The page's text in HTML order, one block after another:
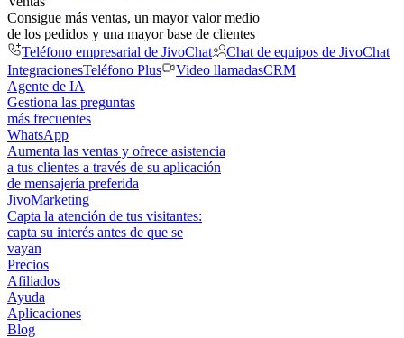
Consigue más ventas, un mayor valor medio
de los pedidos y una mayor base de clientes
Teléfono empresarial de JivoChat
Chat de equipos de JivoChat
IntegracionesTeléfono Plus Video llamadasCRM
Agente de IA
Gestiona las preguntas
más frecuentes
WhatsApp
Aumenta las ventas y ofrece asistencia
a tus clientes a través de su aplicación
de mensajería preferida
JivoMarketing
Capta la atención de tus visitantes:
capta su interés antes de que se
vayan
Precios
Afiliados
Ayuda
Aplicaciones
Blog